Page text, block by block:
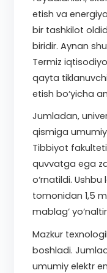
etish va
bir tashkilot
biridir. Aynan
Termiz
qayta
etish bo‘yicha
Jumladan,
qismiga
Tibbiyot
quvvatga ega
o‘rnatildi.
tomonidan 1,5
mablag‘
Mazkur
boshladi.
umumiy elektr